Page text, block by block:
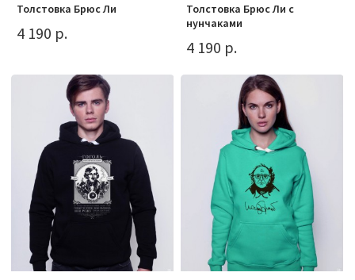
Толстовка Брюс Ли
4 190 р.
Толстовка Брюс Ли с
нунчаками
4 190 р.